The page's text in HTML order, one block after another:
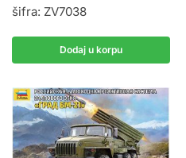
šifra: ZV7038
Dodaj u korpu